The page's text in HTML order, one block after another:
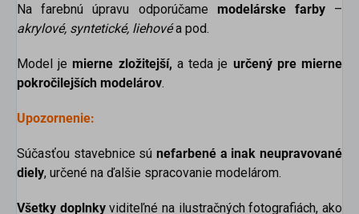
Na farebnú úpravu odporúčame modelárske farby–
akrylové, syntetické, liehovéa pod.
Model je mierne zložitejší, a teda je určený pre mierne
pokročilejších modelárov.
Upozornenie:
Súčasťou stavebnice sú nefarbené a inak neupravované
diely, určené na ďalšie spracovanie modelárom.
Všetky doplnkyviditeľné na ilustračných fotografiách, ako